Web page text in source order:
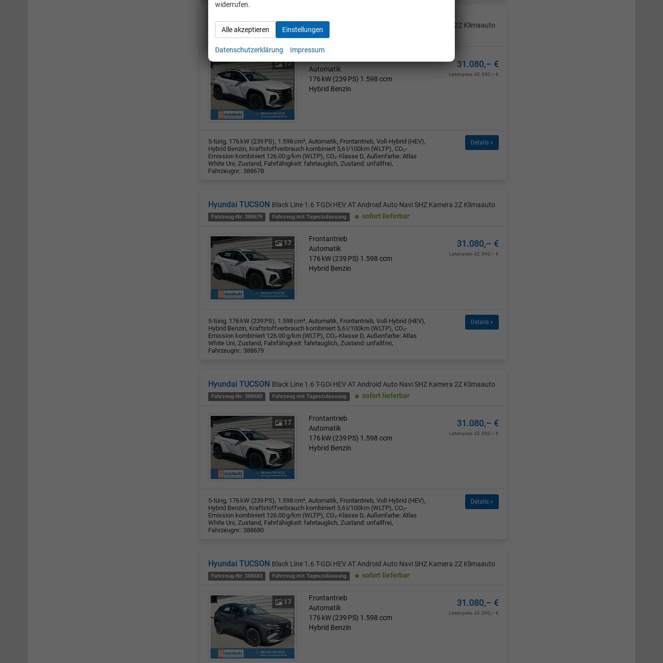
Hyundai TUCSON Black Line 1.6 T-GDi HEV AT Android Auto Navi SHZ Kamera 2Z Klimaauto
Fahrzeug-Nr: 388678 Fahrzeug mit Tageszulassung
17
Automatik
176 kW (239 PS) 1.598 ccm
Hybrid Benzin
31.080,– €
Listenpreis:42.990,– €
5-türig, 176 kW (239 PS), 1.598 cm³, Automatik, Frontantrieb, Voll-Hybrid (HEV),
Hybrid Benzin, Kraftstoffverbrauch kombiniert 5,6 l/100km (WLTP), CO₂-
Emission kombiniert 126.00 g/km (WLTP), CO₂-Klasse D, Außenfarbe: Atlas
White Uni, Zustand, Fahrfähigkeit: fahrtauglich, Zustand: unfallfrei,
Fahrzeugnr.: 388678
Details »
Hyundai TUCSON Black Line 1.6 T-GDi HEV AT Android Auto Navi SHZ Kamera 2Z Klimaauto
Fahrzeug-Nr: 388679 Fahrzeug mit Tageszulassung sofort lieferbar
17
Frontantrieb
Automatik
176 kW (239 PS) 1.598 ccm
Hybrid Benzin
31.080,– €
Listenpreis:42.990,– €
5-türig, 176 kW (239 PS), 1.598 cm³, Automatik, Frontantrieb, Voll-Hybrid (HEV),
Hybrid Benzin, Kraftstoffverbrauch kombiniert 5,6 l/100km (WLTP), CO₂-
Emission kombiniert 126.00 g/km (WLTP), CO₂-Klasse D, Außenfarbe: Atlas
White Uni, Zustand, Fahrfähigkeit: fahrtauglich, Zustand: unfallfrei,
Fahrzeugnr.: 388679
Details »
Hyundai TUCSON Black Line 1.6 T-GDi HEV AT Android Auto Navi SHZ Kamera 2Z Klimaauto
Fahrzeug-Nr: 388680 Fahrzeug mit Tageszulassung sofort lieferbar
17
Frontantrieb
Automatik
176 kW (239 PS) 1.598 ccm
Hybrid Benzin
31.080,– €
Listenpreis:42.990,– €
5-türig, 176 kW (239 PS), 1.598 cm³, Automatik, Frontantrieb, Voll-Hybrid (HEV),
Hybrid Benzin, Kraftstoffverbrauch kombiniert 5,6 l/100km (WLTP), CO₂-
Emission kombiniert 126.00 g/km (WLTP), CO₂-Klasse D, Außenfarbe: Atlas
White Uni, Zustand, Fahrfähigkeit: fahrtauglich, Zustand: unfallfrei,
Fahrzeugnr.: 388680
Details »
Hyundai TUCSON Black Line 1.6 T-GDi HEV AT Android Auto Navi SHZ Kamera 2Z Klimaauto
Fahrzeug-Nr: 388683 Fahrzeug mit Tageszulassung sofort lieferbar
17
Frontantrieb
Automatik
176 kW (239 PS) 1.598 ccm
Hybrid Benzin
31.080,– €
Listenpreis:43.290,– €
widerrufen.
Alle akzeptieren Einstellungen
Datenschutzerklärung Impressum